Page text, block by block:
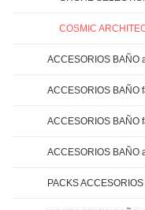
COSMIC
ACCESORIOS BAÑO
ACCESORIOS BAÑO
ACCESORIOS BAÑO
ACCESORIOS BAÑO
PACKS